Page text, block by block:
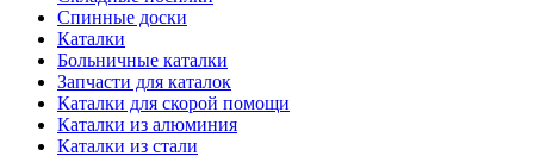
Спинные доски
Каталки
Больничные каталки
Запчасти для каталок
Каталки для скорой помощи
Каталки из алюминия
Каталки из стали